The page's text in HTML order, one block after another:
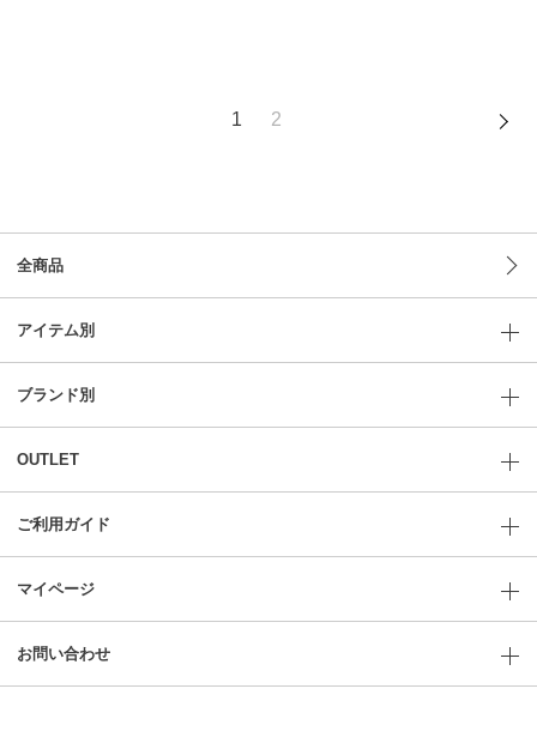
1 2
全商品
アイテム別
ブランド別
OUTLET
ご利用ガイド
マイページ
お問い合わせ